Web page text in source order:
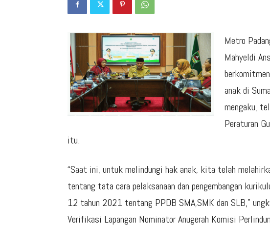
Metro
Mahyeldi
anak di
mengaku,
Peraturan
itu.
“Saat ini, untuk melindungi hak anak, kita telah
tentang tata cara pelaksanaan dan pengembangan
12 tahun 2021 tentang PPDB SMA,SMK dan SLB,”
Verifikasi Lapangan Nominator Anugerah Komisi